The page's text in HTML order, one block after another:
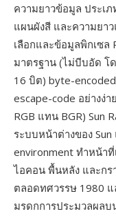
ความยาวข้อมูล ประเ
แผนผังสี และความยา
เลือกและข้อมูลพิกเซล
มาตรฐาน (ไม่บีบอัด โ
16 บิต) byte-
escape-code อย่างง่
RGB แทน BGR) Sun
ระบบหน้าต่างของ
environment ทำหน้า
ไอคอน พื้นหลัง และกร
ตลอดทศวรรษ 1980
มรดกการประมวลผลบ